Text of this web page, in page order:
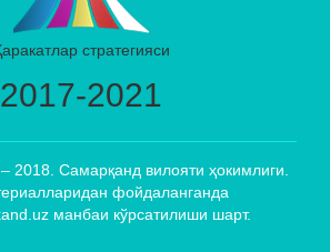
стратегияси
2017-2021
2018. Самарқанд вилояти ҳокимлиги.
фойдаланганда
манбаи кўрсатилиши шарт.